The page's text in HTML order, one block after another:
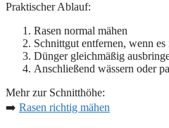
Praktischer Ablauf:
Rasen normal mähen
Schnittgut entfernen, wenn
Dünger gleichmäßig
Anschließend wässern oder
Mehr zur Schnitthöhe:
➡️ Rasen richtig mähen